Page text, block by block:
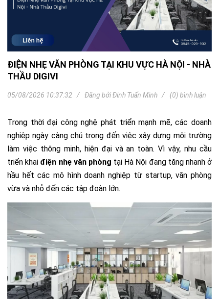
ĐIỆN NHẸ VĂN PHÒNG TẠI KHU VỰC HÀ NỘI - NHÀ
THẦU DIGIVI
05/08/2026 10:37:32 Đăng bởiĐinh Tuấn Minh (0) bình luận
Trong thời đại công nghệ phát triển mạnh mẽ, các doanh
nghiệp ngày càng chú trọng đến việc xây dựng môi trường
làm việc thông minh, hiện đại và an toàn. Vì vậy, nhu cầu
triển khai điện nhẹ văn phòng tại Hà Nội đang tăng nhanh ở
hầu hết các mô hình doanh nghiệp từ startup, văn phòng
vừa và nhỏ đến các tập đoàn lớn.